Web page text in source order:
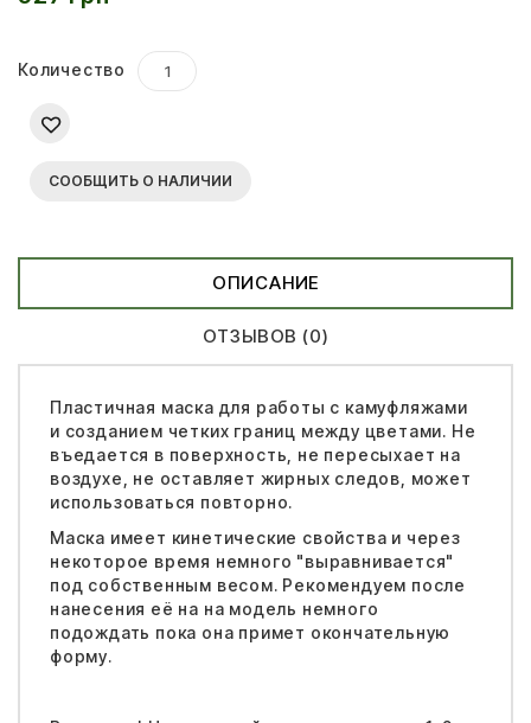
Количество
СООБЩИТЬ О НАЛИЧИИ
ОПИСАНИЕ
ОТЗЫВОВ (0)
Пластичная маска для работы с камуфляжами
и созданием четких границ между цветами. Не
въедается в поверхность, не пересыхает на
воздухе, не оставляет жирных следов, может
использоваться повторно.
Маска имеет кинетические свойства и через
некоторое время немного "выравнивается"
под собственным весом. Рекомендуем после
нанесения её на на модель немного
подождать пока она примет окончательную
форму.